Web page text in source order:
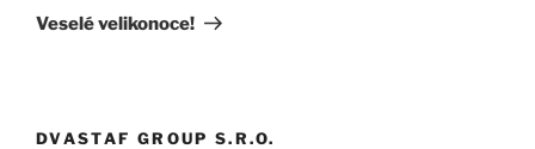
příspěvek
Veselé velikonoce!
DVASTAF GROUP S.R.O.